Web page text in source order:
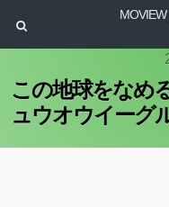
この地球をなめ
ュウオウイーグ